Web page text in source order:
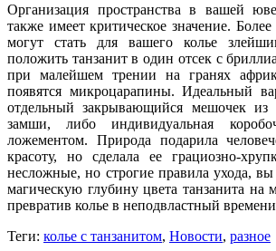
Организация пространства в вашей
также имеет критическое значение.
могут стать для вашего колье
положить танзанит в один отсек с
при малейшем трении на гранях
появятся микроцарапины. Идеальный
отдельный закрывающийся мешочек
замши, либо индивидуальная
ложементом. Природа подарила
красоту, но сделала ее грациозно-
несложные, но строгие правила ухода,
магическую глубину цвета танзанита на
превратив колье в неподвластный
Теги: колье с танзанитом, Новости, разное